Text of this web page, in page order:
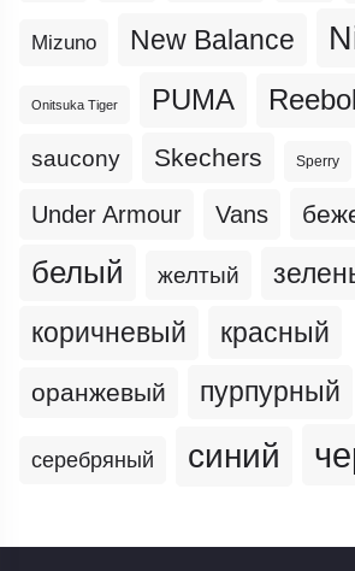
Mizuno New Balance
Onitsuka Tiger PUMA
saucony Skechers Sperry
Under Armour Vans
белый желтый
коричневый красный
оранжевый пурпурный
серебряный синий